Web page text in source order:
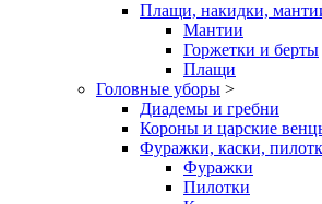
Плащи, накидки,
Мантии
Горжетки и берты
Плащи
Головные уборы >
Диадемы и гребни
Короны и царские
Фуражки, каски,
Фуражки
Пилотки